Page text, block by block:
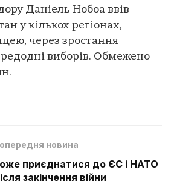
Даніель Нобоа ввів
у кількох регіонах,
через зростання
виборів. Обмежено
новина
приєднатися до ЄС і НАТО
закінчення війни